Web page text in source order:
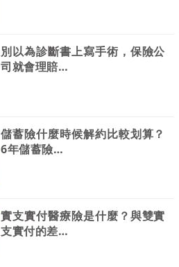
別以為診斷書上寫手術，保險公
司就會理賠…
儲蓄險什麼時候解約比較划算？
6年儲蓄險…
實支實付醫療險是什麼？與雙實
支實付的差…